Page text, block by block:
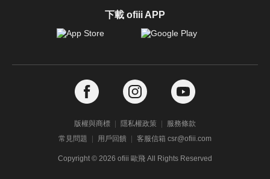
下載 ofiii APP
版權與商標 隱私權政策
服務條款
常見問題
用戶回饋 客服信箱 csr@ofiii.com
Copyright © 2026 ofiii 歐飛 All Rights Reserved